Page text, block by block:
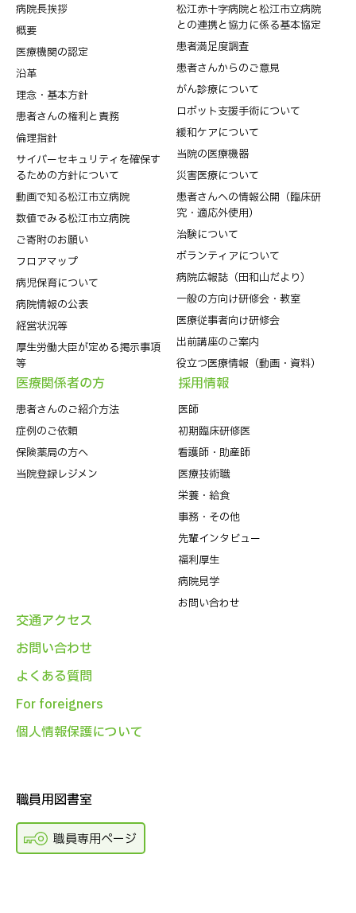
病院⻑挨拶
概要
医療機関の認定
沿革
理念・基本方針
患者さんの権利と責務
倫理指針
サイバーセキュリティを確保す
るための方針について
動画で知る松江市立病院
数値でみる松江市立病院
ご寄附のお願い
フロアマップ
病児保育について
病院情報の公表
経営状況等
厚生労働大臣が定める掲示事項
等
松江赤十字病院と松江市立病院
との連携と協力に係る基本協定
患者満足度調査
患者さんからのご意見
がん診療について
ロボット支援手術について
緩和ケアについて
当院の医療機器
災害医療について
患者さんへの情報公開（臨床研
究・適応外使用）
治験について
ボランティアについて
病院広報誌（田和山だより）
一般の方向け研修会・教室
医療従事者向け研修会
出前講座のご案内
役立つ医療情報（動画・資料）
医療関係者の⽅
患者さんのご紹介方法
症例のご依頼
保険薬局の方へ
当院登録レジメン
採⽤情報
医師
初期臨床研修医
看護師・助産師
医療技術職
栄養・給食
事務・その他
先輩インタビュー
福利厚生
病院⾒学
お問い合わせ
交通アクセス
お問い合わせ
よくある質問
For foreigners
個人情報保護について
職員用図書室
職員専用ページ